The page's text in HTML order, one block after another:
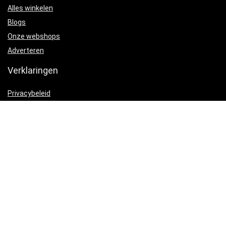
Alles winkelen
Blogs
Onze webshops
Adverteren
Verklaringen
Privacybeleid